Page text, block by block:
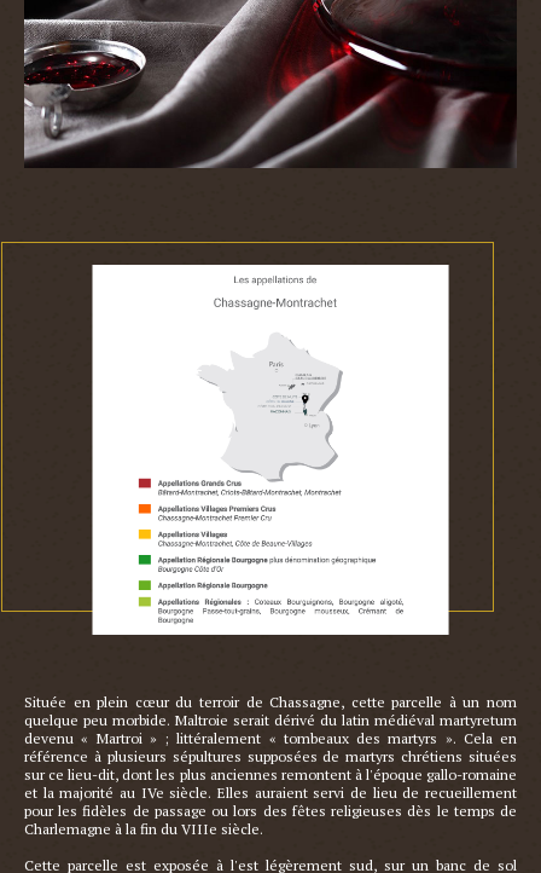
Située en plein cœur du terroir de Chassagne, cette parcelle à un nom
quelque peu morbide. Maltroie serait dérivé du latin médiéval martyretum
devenu « Martroi » ; littéralement « tombeaux des martyrs ». Cela en
référence à plusieurs sépultures supposées de martyrs chrétiens situées
sur ce lieu-dit, dont les plus anciennes remontent à l'époque gallo-romaine
et la majorité au IVe siècle. Elles auraient servi de lieu de recueillement
pour les fidèles de passage ou lors des fêtes religieuses dès le temps de
Charlemagne à la fin du VIIIe siècle.
Cette parcelle est exposée à l'est légèrement sud, sur un banc de sol